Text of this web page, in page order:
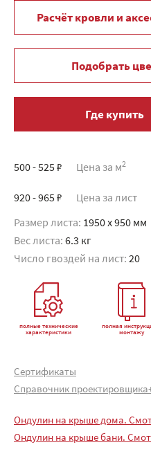
Расчёт кровли и
Подобрать
Где купить
500 - 525 ₽ Цена за м2
920 - 965 ₽ Цена за лист
Размер листа: 1950 x 950 мм
Вес листа: 6.3 кг
Число гвоздей на лист: 20
полные технические
характеристики
полная
монтажу
Сертификаты
Справочник
Ондулин на крыше дома.
Ондулин на крыше бани.